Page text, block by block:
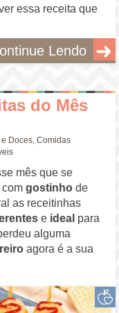
essa receita que
Lendo
do Mês
Doces ,Comidas
mês que se
comgostinho de
as receitinhas
e ideal para
alguma
agora é a sua